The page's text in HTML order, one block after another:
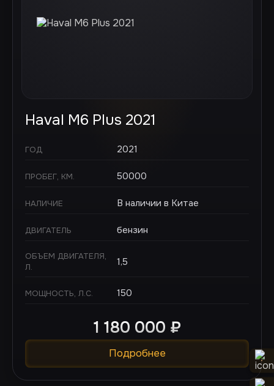
Haval M6 Plus 2021
ГОД 2021
ПРОБЕГ, КМ. 50000
НАЛИЧИЕ В наличии в Китае
ДВИГАТЕЛЬ бензин
ОБЪЕМ ДВИГАТЕЛЯ,
Л.
1,5
МОЩНОСТЬ, Л.С. 150
1 180 000 ₽
Подробнее